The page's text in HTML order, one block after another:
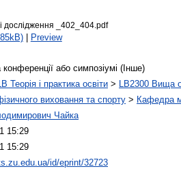
дослідження _402_404.pdf
| Preview
або симпозіумі (Інше)
Теорія і практика освіти > LB2300 Вища
виховання та спорту > Кафедра
Чайка
15:29
15:29
id/eprint/32723